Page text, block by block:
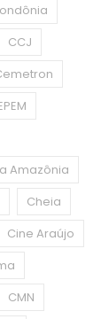
CCJ
Amazônia
Cheia
Cine Araújo
CMN